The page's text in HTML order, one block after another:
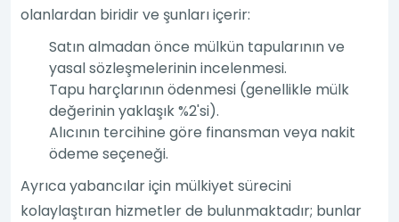
olanlardan biridir ve şunları içerir:
Satın almadan önce mülkün tapularının ve
yasal sözleşmelerinin incelenmesi.
Tapu harçlarının ödenmesi (genellikle mülk
değerinin yaklaşık %2'si).
Alıcının tercihine göre finansman veya nakit
ödeme seçeneği.
Ayrıca yabancılar için mülkiyet sürecini
kolaylaştıran hizmetler de bulunmaktadır; bunlar